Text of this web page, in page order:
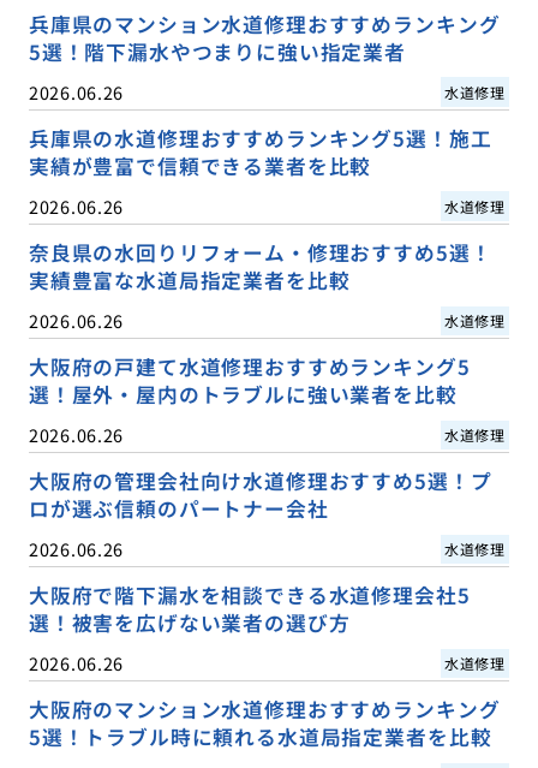
兵庫県のマンション水道修理おすすめランキング
5選！階下漏水やつまりに強い指定業者
2026.06.26 水道修理
兵庫県の水道修理おすすめランキング5選！施工
実績が豊富で信頼できる業者を比較
2026.06.26 水道修理
奈良県の水回りリフォーム・修理おすすめ5選！
実績豊富な水道局指定業者を比較
2026.06.26 水道修理
大阪府の戸建て水道修理おすすめランキング5
選！屋外・屋内のトラブルに強い業者を比較
2026.06.26 水道修理
大阪府の管理会社向け水道修理おすすめ5選！プ
ロが選ぶ信頼のパートナー会社
2026.06.26 水道修理
大阪府で階下漏水を相談できる水道修理会社5
選！被害を広げない業者の選び方
2026.06.26 水道修理
大阪府のマンション水道修理おすすめランキング
5選！トラブル時に頼れる水道局指定業者を比較